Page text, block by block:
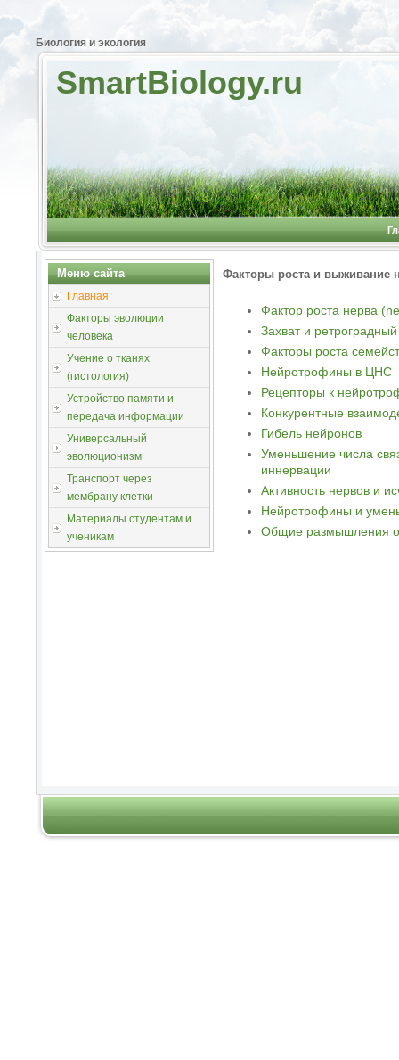
Биология и экология
SmartBiology.ru
Меню сайта
Главная
Факторы эволюции
человека
Учение о тканях
(гистология)
Устройство памяти и
передача информации
Универсальный
эволюционизм
Транспорт через
мембрану клетки
Материалы студентам и
ученикам
Факторы роста и выживание
Фактор роста нерва
Захват и
Факторы роста
Нейротрофины в ЦНС
Рецепторы к
Конкурентные
Гибель нейронов
Уменьшение числа
иннервации
Активность нервов и
Нейротрофины и
Общие размышления о